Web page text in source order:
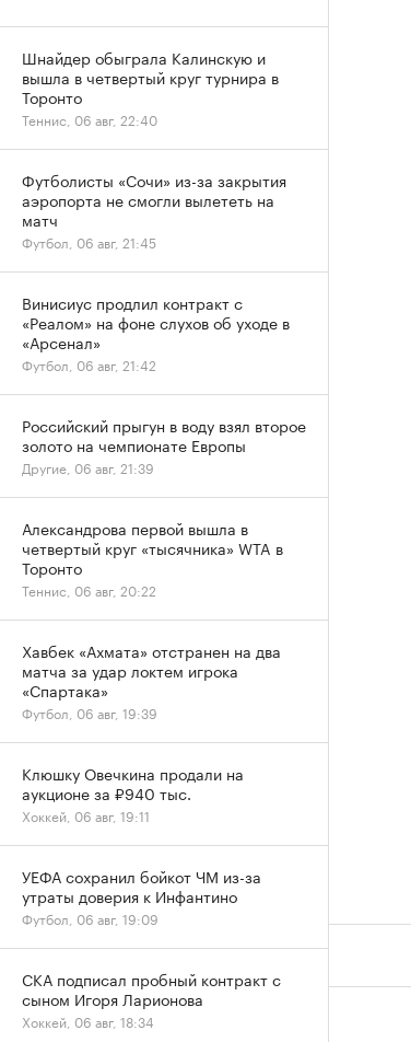
Шнайдер обыграла Калинскую и
вышла в четвертый круг турнира в
Торонто
Теннис, 06 авг, 22:40
Футболисты «Сочи» из-за закрытия
аэропорта не смогли вылететь на
матч
Футбол, 06 авг, 21:45
Винисиус продлил контракт с
«Реалом» на фоне слухов об уходе в
«Арсенал»
Футбол, 06 авг, 21:42
Российский прыгун в воду взял второе
золото на чемпионате Европы
Другие, 06 авг, 21:39
Александрова первой вышла в
четвертый круг «тысячника» WTA в
Торонто
Теннис, 06 авг, 20:22
Хавбек «Ахмата» отстранен на два
матча за удар локтем игрока
«Спартака»
Футбол, 06 авг, 19:39
Клюшку Овечкина продали на
аукционе за ₽940 тыс.
Хоккей, 06 авг, 19:11
УЕФА сохранил бойкот ЧМ из-за
утраты доверия к Инфантино
Футбол, 06 авг, 19:09
СКА подписал пробный контракт с
сыном Игоря Ларионова
Хоккей, 06 авг, 18:34